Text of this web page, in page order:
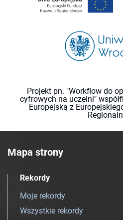
Projekt pn. "Workflow do
cyfrowych na uczelni"
Europejską z
Mapa strony
Rekordy
Moje rekordy
Wszystkie rekordy